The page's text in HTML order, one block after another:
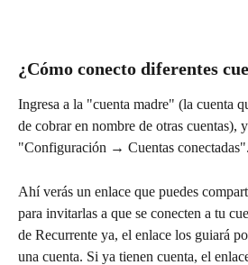
¿Cómo conecto diferentes
Ingresa a la "cuenta madre" (la cuenta
de cobrar en nombre de otras cuentas),
"Configuración → Cuentas conectadas".
Ahí verás un enlace que puedes
para invitarlas a que se conecten a tu
de Recurrente ya, el enlace los guiará
una cuenta. Si ya tienen cuenta, el